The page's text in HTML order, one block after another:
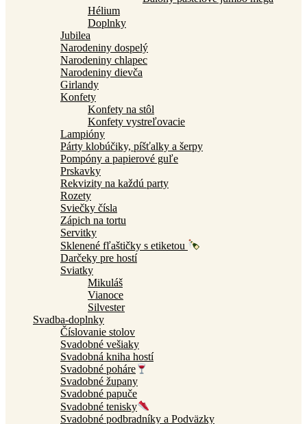
Hélium
Doplnky
Jubilea
Narodeniny dospelý
Narodeniny chlapec
Narodeniny dievča
Girlandy
Konfety
Konfety na stôl
Konfety vystreľovacie
Lampióny
Párty klobúčiky, píšťalky a šerpy
Pompóny a papierové guľe
Prskavky
Rekvizity na každú party
Rozety
Sviečky čísla
Zápich na tortu
Servitky
Sklenené fľaštičky s etiketou
Darčeky pre hostí
Sviatky
Mikuláš
Vianoce
Silvester
Svadba-doplnky
Číslovanie stolov
Svadobné vešiaky
Svadobná kniha hostí
Svadobné poháre
Svadobné župany
Svadobné papuče
Svadobné tenisky
Svadobné podbradníky a Podväzky